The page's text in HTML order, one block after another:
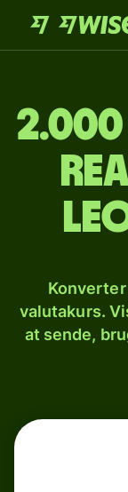
Konverter
valutakurs.
at sende,